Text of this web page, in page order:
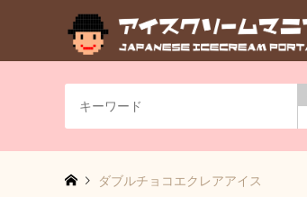
ダブルチョコエクレアアイス